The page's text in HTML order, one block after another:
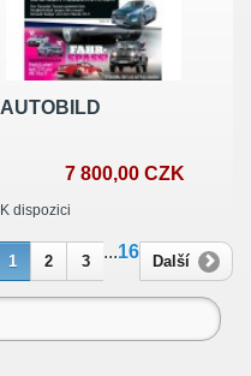
AUTOBILD
7 800,00 CZK
K dispozici
1 2 3
...16
Další